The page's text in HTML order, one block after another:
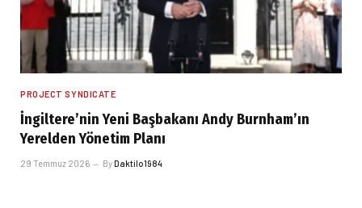
PROJECT SYNDICATE
İngiltere’nin Yeni Başbakanı Andy Burnham’ın
Yerelden Yönetim Planı
29 Temmuz 2026 ByDaktilo1984